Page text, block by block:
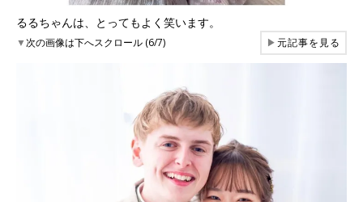
るるちゃんは、とってもよく笑います。
▼次の画像は下へスクロール (6/7) ▶元記事を見る